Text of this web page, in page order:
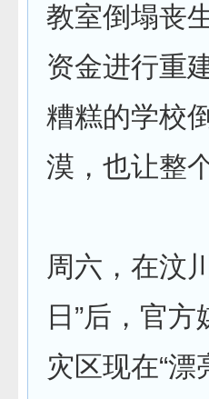
教室倒塌丧
资金进行重
糟糕的学校
漠，也让整
周六，在汶
日”后，官
灾区现在“